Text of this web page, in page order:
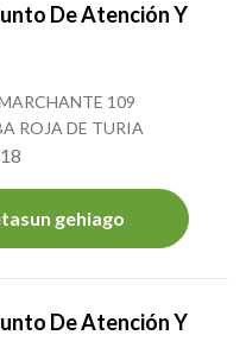
De Atención Y
109
ROJA DE TURIA
gehiago
De Atención Y